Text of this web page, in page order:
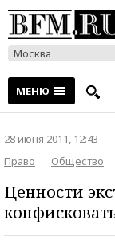
Москва
МЕНЮ
28 июня 2011, 12:43
Право
Общество
Ценности